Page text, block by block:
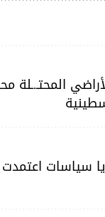
المحتـ.ـلة
سياسات